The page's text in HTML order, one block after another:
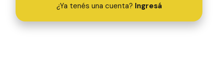
¿Ya tenés una cuenta? Ingresá